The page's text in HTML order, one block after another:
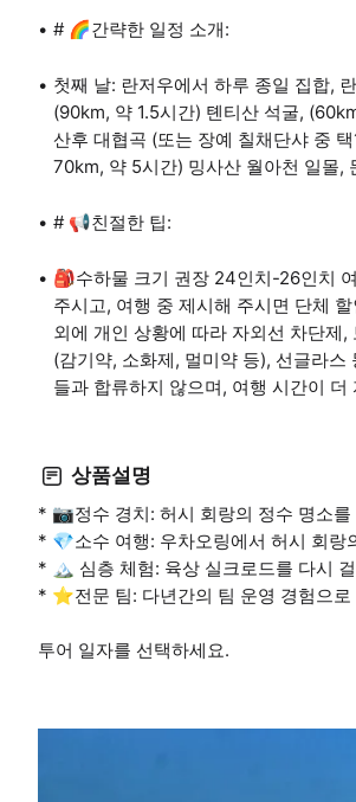
# 🌈간략한 일정 소개:
첫째 날: 란저우에서 하루 종일 집합,
(90km, 약 1.5시간) 톈티산 석굴,
산후 대협곡 (또는 장예 칠채단샤 중
70km, 약 5시간) 밍사산 월아천 일몰,
# 📢친절한 팁:
🎒수하물 크기 권장 24인치-26인치 여
주시고, 여행 중 제시해 주시면 단체
외에 개인 상황에 따라 자외선 차단제
(감기약, 소화제, 멀미약 등), 선글라
들과 합류하지 않으며, 여행 시간이 더
상품설명
* 📷정수 경치: 허시 회랑의 정수 명소
* 💎소수 여행: 우차오링에서 허시 회랑
* 🏔 심층 체험: 육상 실크로드를 다시
* ⭐️전문 팀: 다년간의 팀 운영 경험으
투어 일자를 선택하세요.